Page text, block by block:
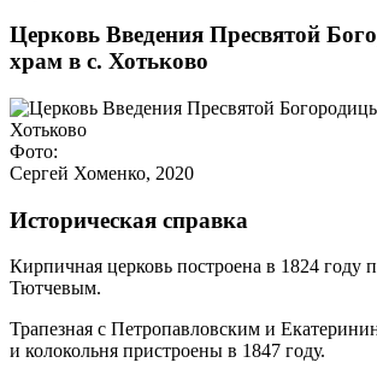
Церковь Введения Пресвятой
храм в с. Хотьково
Фото:
Сергей Хоменко, 2020
Историческая справка
Кирпичная церковь построена в 1824
Тютчевым.
Трапезная с Петропавловским и
и колокольня пристроены в 1847 году.